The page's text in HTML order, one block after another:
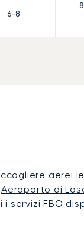
6-8
aerei
Aeroporto di
FBO